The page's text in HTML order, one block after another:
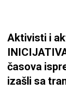
Aktivisti i
časova
izašli sa